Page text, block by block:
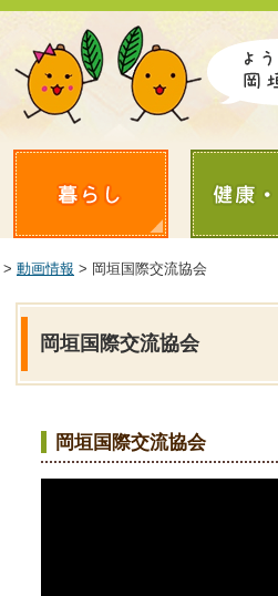
> 動画情報 > 岡垣国際交流協会
岡垣国際交流協会
岡垣国際交流協会